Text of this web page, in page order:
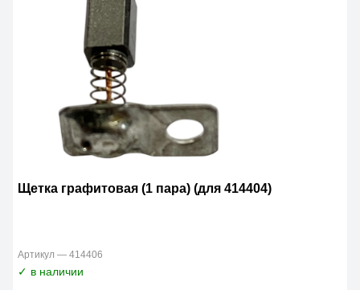
Щетка графитовая (1 пара) (для 414404)
Артикул — 414406
✓ в наличии